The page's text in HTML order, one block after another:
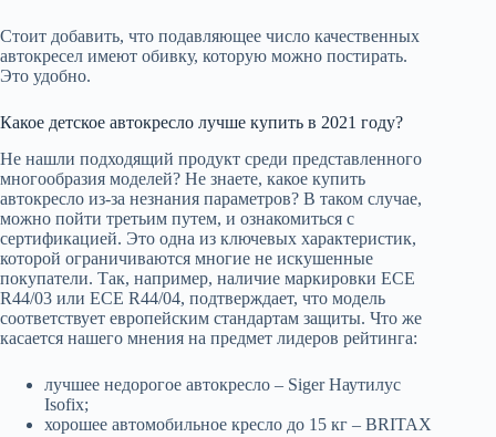
Стоит добавить, что подавляющее число качественных
автокресел имеют обивку, которую можно постирать.
Это удобно.
Какое детское автокресло лучше купить в 2021 году?
Не нашли подходящий продукт среди представленного
многообразия моделей? Не знаете, какое купить
автокресло из-за незнания параметров? В таком случае,
можно пойти третьим путем, и ознакомиться с
сертификацией. Это одна из ключевых характеристик,
которой ограничиваются многие не искушенные
покупатели. Так, например, наличие маркировки ECE
R44/03 или ECE R44/04, подтверждает, что модель
соответствует европейским стандартам защиты. Что же
касается нашего мнения на предмет лидеров рейтинга:
лучшее недорогое автокресло – Siger Наутилус
Isofix;
хорошее автомобильное кресло до 15 кг – BRITAX